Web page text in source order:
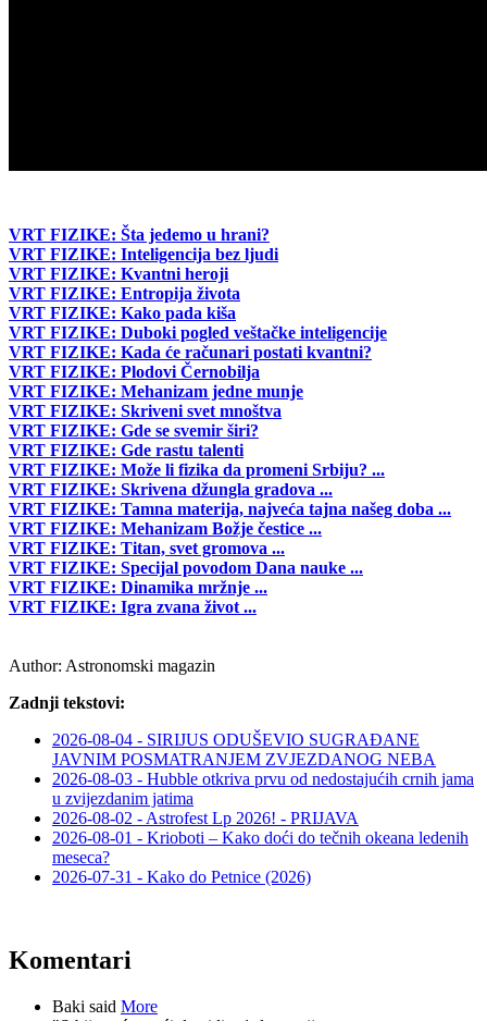
VRT FIZIKE: Šta jedemo u hrani?
VRT FIZIKE: Inteligencija bez ljudi
VRT FIZIKE: Kvantni heroji
VRT FIZIKE: Entropija života
VRT FIZIKE: Kako pada kiša
VRT FIZIKE: Duboki pogled veštačke inteligencije
VRT FIZIKE: Kada će računari postati kvantni?
VRT FIZIKE: Plodovi Černobilja
VRT FIZIKE: Mehanizam jedne munje
VRT FIZIKE: Skriveni svet mnoštva
VRT FIZIKE: Gde se svemir širi?
VRT FIZIKE: Gde rastu talenti
VRT FIZIKE: Može li fizika da promeni Srbiju? ...
VRT FIZIKE: Skrivena džungla gradova ...
VRT FIZIKE: Tamna materija, najveća tajna našeg doba ...
VRT FIZIKE: Mehanizam Božje čestice ...
VRT FIZIKE: Titan, svet gromova ...
VRT FIZIKE: Specijal povodom Dana nauke ...
VRT FIZIKE: Dinamika mržnje ...
VRT FIZIKE: Igra zvana život ...
Author: Astronomski magazin
Zadnji tekstovi:
2026-08-04 - SIRIJUS ODUŠEVIO SUGRAĐANE
JAVNIM POSMATRANJEM ZVJEZDANOG NEBA
2026-08-03 - Hubble otkriva prvu od nedostajućih crnih jama
u zvijezdanim jatima
2026-08-02 - Astrofest Lp 2026! - PRIJAVA
2026-08-01 - Krioboti – Kako doći do tečnih okeana ledenih
meseca?
2026-07-31 - Kako do Petnice (2026)
Komentari
Baki said More